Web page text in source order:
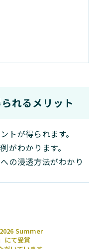
れるメリット
トが得られます。
がわかります。
の浸透方法がわかり
Summer
にて受賞